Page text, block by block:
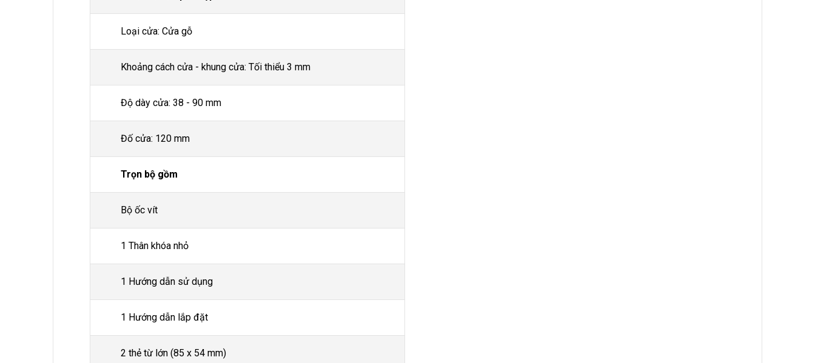
Loại cửa: Cửa gỗ
Khoảng cách cửa - khung cửa: Tối thiểu 3 mm
Độ dày cửa: 38 - 90 mm
Đố cửa: 120 mm
Trọn bộ gồm
Bộ ốc vít
1 Thân khóa nhỏ
1 Hướng dẫn sử dụng
1 Hướng dẫn lắp đặt
2 thẻ từ lớn (85 x 54 mm)